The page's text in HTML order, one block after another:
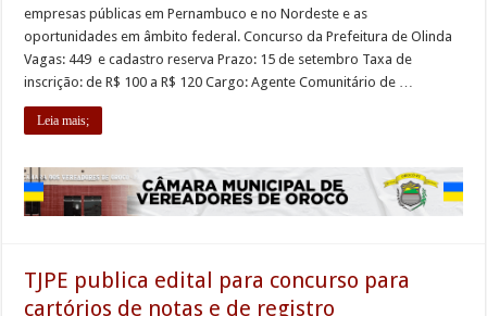
empresas públicas em Pernambuco e no Nordeste e as
oportunidades em âmbito federal. Concurso da Prefeitura de Olinda
Vagas: 449 e cadastro reserva Prazo: 15 de setembro Taxa de
inscrição: de R$ 100 a R$ 120 Cargo: Agente Comunitário de …
Leia mais;
TJPE publica edital para concurso para
cartórios de notas e de registro